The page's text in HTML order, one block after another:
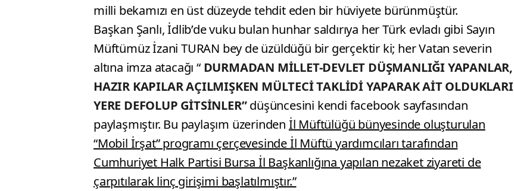
milli bekamızı en üst düzeyde tehdit eden bir hüviyete bürünmüştür.
Başkan Şanlı, İdlib’de vuku bulan hunhar saldırıya her Türk evladı gibi Sayın
Müftümüz İzani TURAN bey de üzüldüğü bir gerçektir ki; her Vatan severin
altına imza atacağı “ DURMADAN MİLLET-DEVLET DÜŞMANLIĞI YAPANLAR,
HAZIR KAPILAR AÇILMIŞKEN MÜLTECİ TAKLİDİ YAPARAK AİT OLDUKLARI
YERE DEFOLUP GİTSİNLER”düşüncesini kendi facebook sayfasından
paylaşmıştır. Bu paylaşım üzerinden İl Müftülüğü bünyesinde oluşturulan
“Mobil İrşat” programı çerçevesinde İl Müftü yardımcıları tarafından
Cumhuriyet Halk Partisi Bursa İl Başkanlığına yapılan nezaket ziyareti de
çarpıtılarak linç girişimi başlatılmıştır.”